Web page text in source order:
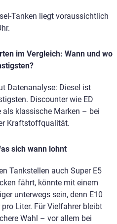
Tanken liegt voraussichtlich
im Vergleich: Wann und wo
Datenanalyse: Diesel ist
Discounter wie ED
als klassische Marken – bei
Kraftstoffqualität.
sich wann lohnt
Tankstellen auch Super E5
fährt, könnte mit einem
unterwegs sein, denn E10
Liter. Für Vielfahrer bleibt
Wahl – vor allem bei